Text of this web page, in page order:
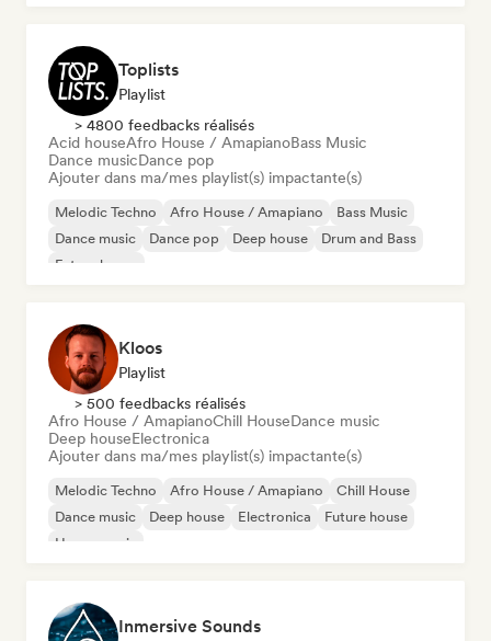
Toplists
Playlist
> 4800 feedbacks réalisés
Acid houseAfro House / AmapianoBass Music
Dance musicDance pop
Ajouter dans ma/mes playlist(s) impactante(s)
Melodic Techno Afro House / Amapiano
Bass Music
Dance music
Dance pop Deep house
Drum and Bass
Future house
Kloos
Playlist
> 500 feedbacks réalisés
Afro House / AmapianoChill HouseDance music
Deep houseElectronica
Ajouter dans ma/mes playlist(s) impactante(s)
Melodic Techno Afro House / Amapiano
Chill House
Dance music
Deep house Electronica
Future house
House music
Inmersive Sounds